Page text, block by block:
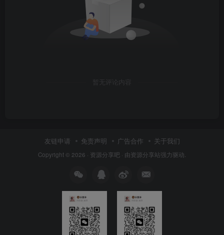
暂无评论内容
友链申请 免责声明 广告合作 关于我们
Copyright © 2026 · 资源分享吧 · 由资源分享站强力驱动.